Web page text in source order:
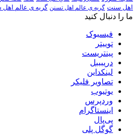
اهل سنت گریه ی عالم اهل تسنن گریه ی عالم
ما را دنبال کنید
فیسبوک
توییتر
پینتریست
دریبببل
لینکداین
تصاویر فلیکر
یوتیوب
وردپرس
اینستاگرام
پی‌پال
گوگل پلی